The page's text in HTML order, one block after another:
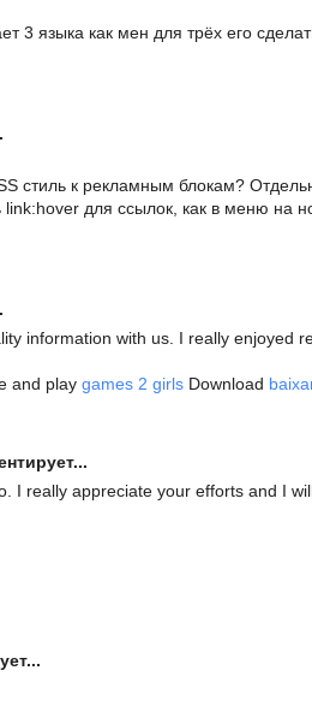
3 языка как мен для трёх его
стиль к рекламным блокам?
для ссылок, как в меню на
information with us. I really enjoyed
and play games 2 girls Download
I really appreciate your efforts and I